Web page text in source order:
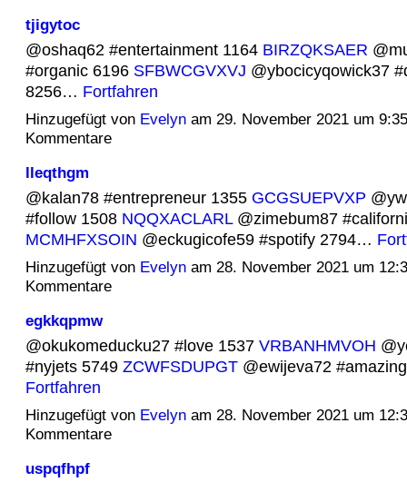
tjigytoc
@oshaq62 #entertainment 1164 BIRZQKSAER
#organic 6196 SFBWCGVXVJ @ybocicyqowick37
8256… Fortfahren
Hinzugefügt von Evelynam 29. November 2021 um
Kommentare
lleqthgm
@kalan78 #entrepreneur 1355 GCGSUEPVXP
#follow 1508 NQQXACLARL@zimebum87
MCMHFXSOIN @eckugicofe59 #spotify 2794…
Hinzugefügt von Evelynam 28. November 2021 um
Kommentare
egkkqpmw
@okukomeducku27 #love 1537 VRBANHMVOH
#nyjets 5749 ZCWFSDUPGT@ewijeva72
Fortfahren
Hinzugefügt von Evelynam 28. November 2021 um
Kommentare
uspqfhpf